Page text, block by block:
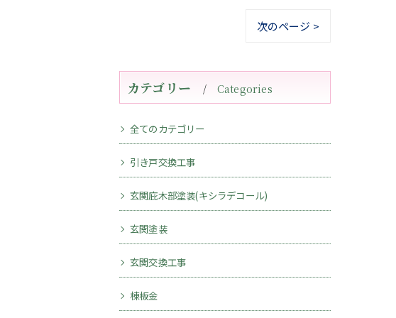
次のページ >
カテゴリー Categories
全てのカテゴリー
引き戸交換工事
玄関庇木部塗装(キシラデコール)
玄関塗装
玄関交換工事
棟板金